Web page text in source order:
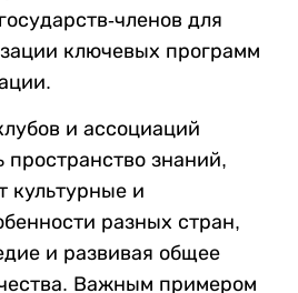
членов для
ключевых программ
и ассоциаций
знаний,
культурные и
разных стран,
и развивая общее
Важным примером